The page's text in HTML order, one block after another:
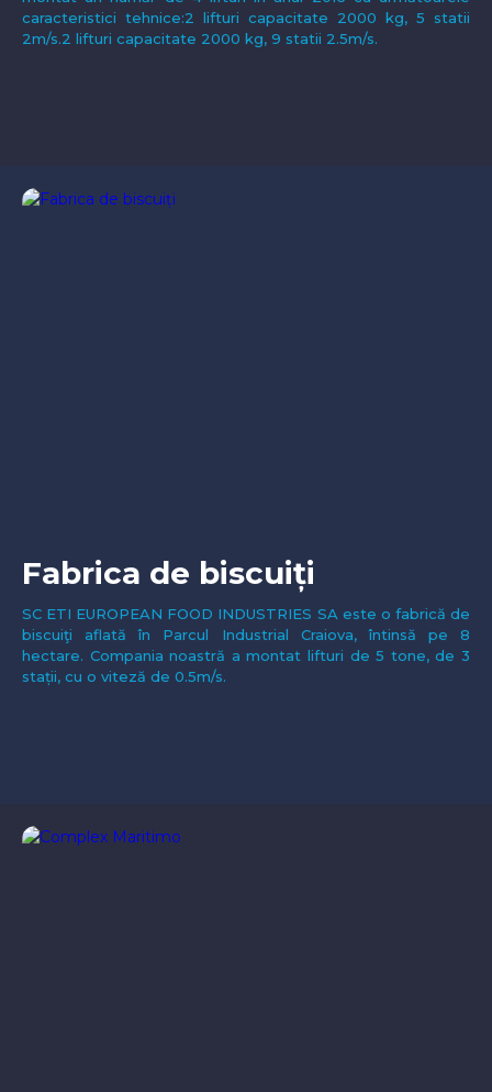
caracteristici tehnice:2 lifturi capacitate 2000 kg, 5 statii
2m/s.2 lifturi capacitate 2000 kg, 9 statii 2.5m/s.
Fabrica de biscuiți
SC ETI EUROPEAN FOOD INDUSTRIES SA este o fabrică de
biscuiţi aflată în Parcul Industrial Craiova, întinsă pe 8
hectare. Compania noastră a montat lifturi de 5 tone, de 3
stații, cu o viteză de 0.5m/s.